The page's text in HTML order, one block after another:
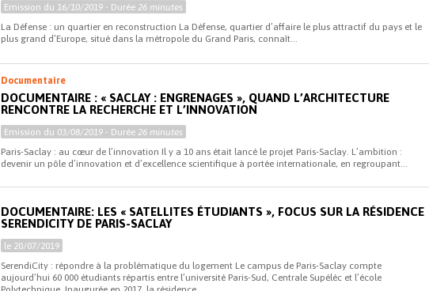
Emission du16/10/2019 - Durée26 minutes
La Défense : un quartier en reconstruction La Défense, quartier d’affaire le plus attractif du pays et le
plus grand d’Europe, situé dans la métropole du Grand Paris, connaît...
Documentaire
DOCUMENTAIRE : « SACLAY : ENGRENAGES », QUAND L’ARCHITECTURE
RENCONTRE LA RECHERCHE ET L’INNOVATION
Emission du 03/08/2019 - Durée26 minutes
Paris-Saclay : au cœur de l’innovation Il y a 10 ans était lancé le projet Paris-Saclay. L’ambition :
devenir un pôle d’innovation et d’excellence scientifique à portée internationale, en regroupant...
DOCUMENTAIRE: LES « SATELLITES ÉTUDIANTS », FOCUS SUR LA RÉSIDENCE
SERENDICITY DE PARIS-SACLAY
le 20/07/2019
SerendiCity : répondre à la problématique du logement Le campus de Paris-Saclay compte
aujourd’hui 60 000 étudiants répartis entre l’université Paris-Sud, Centrale Supéléc et l’école